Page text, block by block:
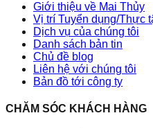
Giới thiệu về Mai Thủy
Vị trí Tuyển dụng/Thực
Dịch vụ của chúng tôi
Danh sách bản tin
Chủ đề blog
Liên hệ với chúng tôi
Bản đồ tới công ty
CHĂM SÓC KHÁCH HÀNG